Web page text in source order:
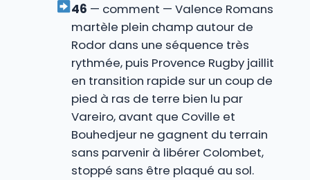
46 — comment — Valence Romans
martèle plein champ autour de
Rodor dans une séquence très
rythmée, puis Provence Rugby jaillit
en transition rapide sur un coup de
pied à ras de terre bien lu par
Vareiro, avant que Coville et
Bouhedjeur ne gagnent du terrain
sans parvenir à libérer Colombet,
stoppé sans être plaqué au sol.